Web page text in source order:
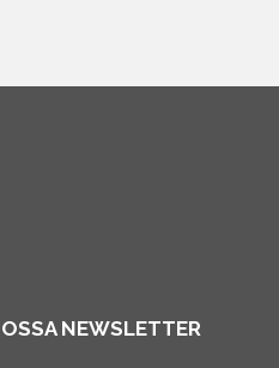
NEWSLETTER